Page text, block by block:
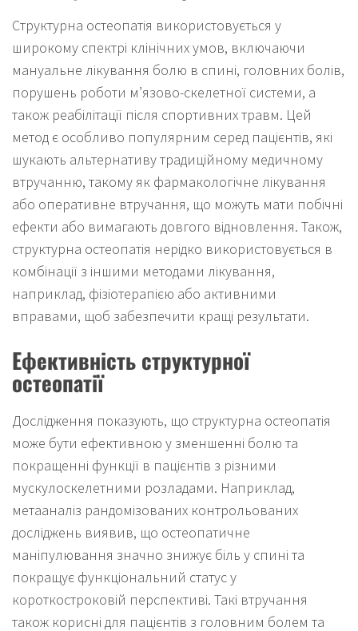
Структурна остеопатія використовується у
широкому спектрі клінічних умов, включаючи
мануальне лікування болю в спині, головних болів,
порушень роботи м’язово-скелетної системи, а
також реабілітації після спортивних травм. Цей
метод є особливо популярним серед пацієнтів, які
шукають альтернативу традиційному медичному
втручанню, такому як фармакологічне лікування
або оперативне втручання, що можуть мати побічні
ефекти або вимагають довгого відновлення. Також,
структурна остеопатія нерідко використовується в
комбінації з іншими методами лікування,
наприклад, фізіотерапією або активними
вправами, щоб забезпечити кращі результати.
Ефективність структурної
остеопатії
Дослідження показують, що структурна остеопатія
може бути ефективною у зменшенні болю та
покращенні функції в пацієнтів з різними
мускулоскелетними розладами. Наприклад,
метааналіз рандомізованих контрольованих
досліджень виявив, що остеопатичне
маніпулювання значно знижує біль у спині та
покращує функціональний статус у
короткостроковій перспективі. Такі втручання
також корисні для пацієнтів з головним болем та